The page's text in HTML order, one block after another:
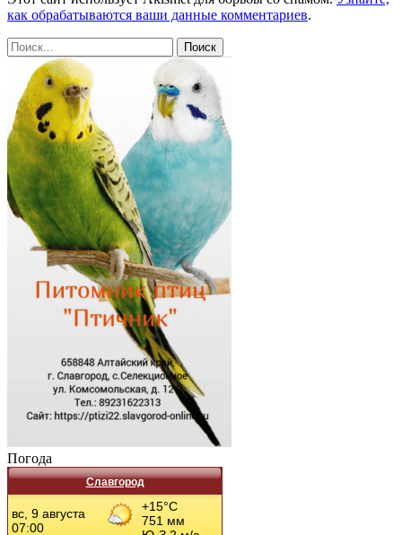
как обрабатываются ваши данные комментариев.
Погода
Славгород